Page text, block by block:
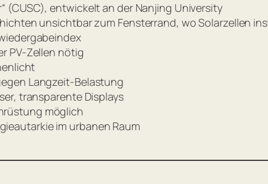
(CUSC), entwickelt an der Nanjing University
unsichtbar zum Fensterrand, wo Solarzellen
PV-Zellen nötig
Langzeit-Belastung
transparente Displays
möglich
im urbanen Raum